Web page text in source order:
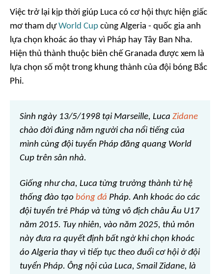
Việc trở lại kịp thời giúp Luca có cơ hội thực hiện giấc
mơ tham dựWorld Cup cùng Algeria - quốc gia anh
lựa chọn khoác áo thay vì Pháp hay Tây Ban Nha.
Hiện thủ thành thuộc biên chế Granada được xem là
lựa chọn số một trong khung thành của đội bóng Bắc
Phi.
Sinh ngày 13/5/1998 tại Marseille, Luca Zidane
chào đời đúng năm người cha nổi tiếng của
mình cùng đội tuyển Pháp đăng quang World
Cup trên sân nhà.
Giống như cha, Luca từng trưởng thành từ hệ
thống đào tạo bóng đá Pháp. Anh khoác áo các
đội tuyển trẻ Pháp và từng vô địch châu Âu U17
năm 2015. Tuy nhiên, vào năm 2025, thủ môn
này đưa ra quyết định bất ngờ khi chọn khoác
áo Algeria thay vì tiếp tục theo đuổi cơ hội ở đội
tuyển Pháp. Ông nội của Luca, Smail Zidane, là